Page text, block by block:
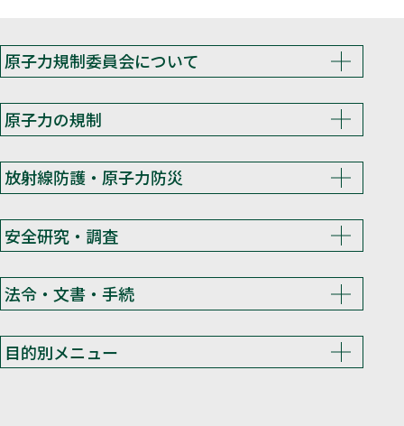
原子力規制委員会について
原子力の規制
放射線防護・原子力防災
安全研究・調査
法令・文書・手続
目的別メニュー